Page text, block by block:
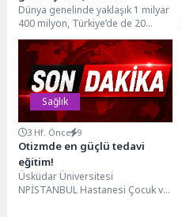
Dünya genelinde yaklaşık 1 milyar
400 milyon, Türkiye’de de 20
milyon kişinin hipertansiyonla
yaşadığı tahmin...
Sağlık
3 Hf. Önce 9
Otizmde en güçlü tedavi
eğitim!
Üsküdar Üniversitesi
NPİSTANBUL Hastanesi Çocuk ve